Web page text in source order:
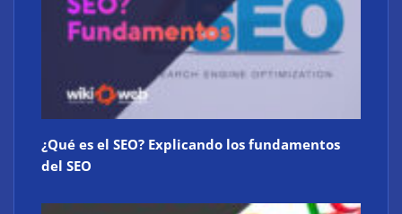
Atos consigue la exclusiva certificación en
ciberdefensa CMMC 2.0 del Departamento de
Defensa de EE. UU.
¿Qué es el SEO? Explicando los fundamentos
del SEO